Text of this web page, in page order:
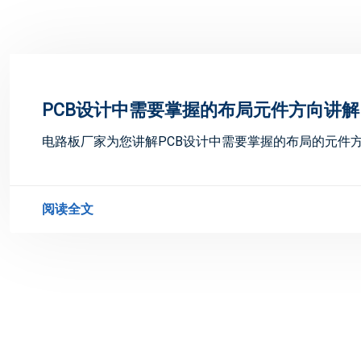
PCB设计中需要掌握的布局元件方向讲解
电路板厂家为您讲解PCB设计中需要掌握的布局的元件
阅读全文